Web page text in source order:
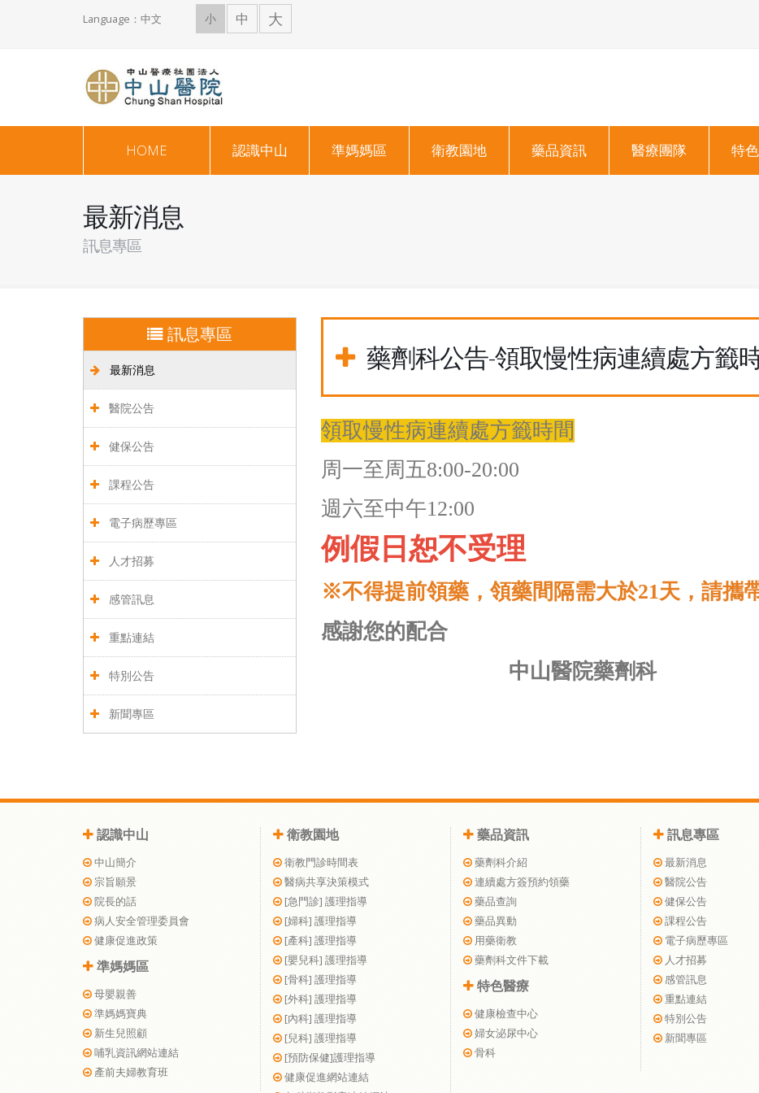
Language：中文 小 中 大
HOME 認識中山 準媽媽區 衛教園地 藥品資訊 醫療團隊 特
最新消息
訊息專區
訊息專區
最新消息
醫院公告
健保公告
課程公告
電子病歷專區
人才招募
感管訊息
重點連結
特別公告
新聞專區
藥劑科公告-領取慢性病連續處方籤
領取慢性病連續處方籤時間
周一至周五8:00-20:00
週六至中午12:00
例假日恕不受理
※不得提前領藥，領藥間隔需大於21天，請攜
感謝您的配合
中山醫院藥劑科
認識中山
中山簡介
宗旨願景
院長的話
病人安全管理委員會
健康促進政策
準媽媽區
母嬰親善
準媽媽寶典
新生兒照顧
哺乳資訊網站連結
產前夫婦教育班
衛教園地
衛教門診時間表
醫病共享決策模式
[急門診] 護理指導
[婦科] 護理指導
[產科] 護理指導
[嬰兒科] 護理指導
[骨科] 護理指導
[外科] 護理指導
[內科] 護理指導
[兒科] 護理指導
[預防保健]護理指導
健康促進網站連結
藥品資訊
藥劑科介紹
連續處方簽預約領藥
藥品查詢
藥品異動
用藥衛教
藥劑科文件下載
特色醫療
健康檢查中心
婦女泌尿中心
骨科
訊息專區
最新消息
醫院公告
健保公告
課程公告
電子病歷專區
人才招募
感管訊息
重點連結
特別公告
新聞專區